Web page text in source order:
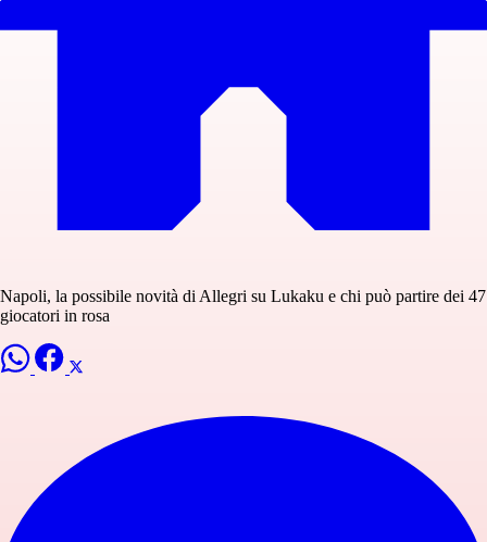
Napoli, la possibile novità di Allegri su Lukaku e chi può partire dei 47
giocatori in rosa